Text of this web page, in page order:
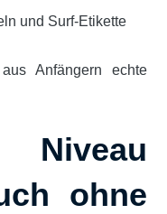
und Surf-Etikette
Anfängern echte
ohne